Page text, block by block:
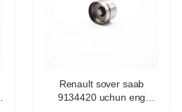
Renault sover saab
9134420 uchun eng